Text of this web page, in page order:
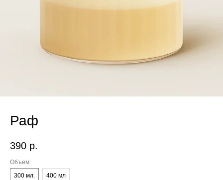
Раф
390 р.
Объем
300 мл.
400 мл